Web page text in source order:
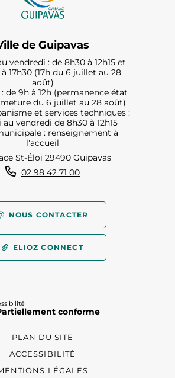
de Guipavas
vendredi : de 8h30 à 12h15 et
à 17h30 (17h du 6 juillet au 28
août)
de 9h à 12h (permanence état
du 6 juillet au 28 août)
et services techniques :
vendredi de 8h30 à 12h15
: renseignement à
l'accueil
St-Éloi 29490 Guipavas
02 98 42 71 00
NOUS CONTACTER
ELIOZ CONNECT
conforme
PLAN DU SITE
ACCESSIBILITÉ
LÉGALES